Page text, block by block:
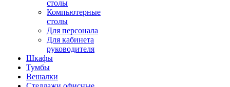
столы
Компьютерные
столы
Для персонала
Для кабинета
руководителя
Шкафы
Тумбы
Вешалки